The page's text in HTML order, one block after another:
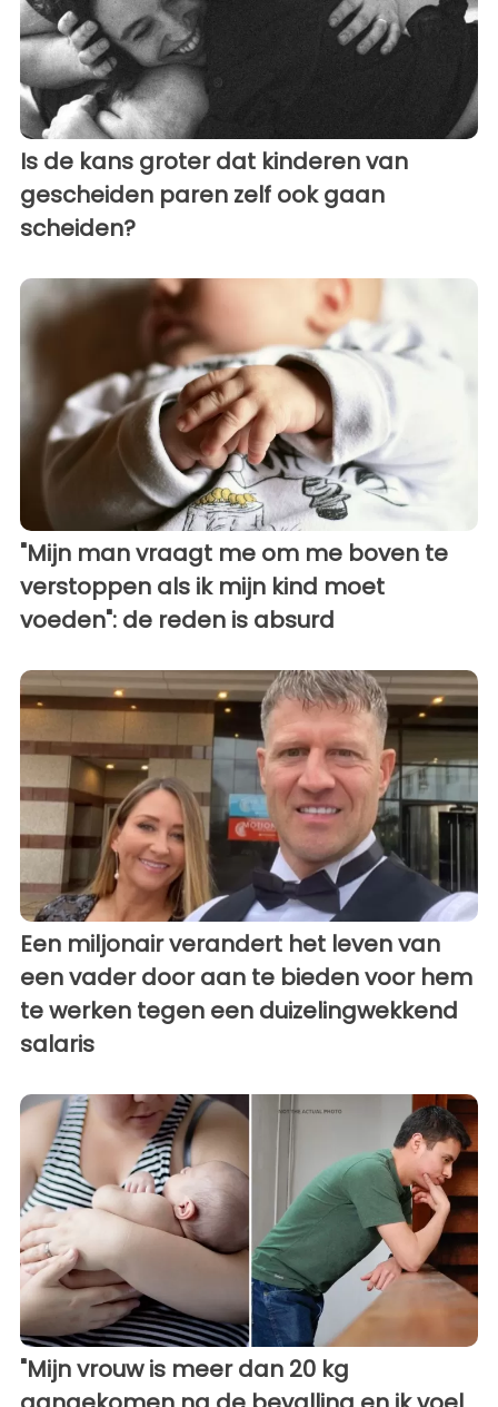
Is de kans groter dat kinderen van
gescheiden paren zelf ook gaan
scheiden?
"Mijn man vraagt ​​me om me boven te
verstoppen als ik mijn kind moet
voeden": de reden is absurd
Een miljonair verandert het leven van
een vader door aan te bieden voor hem
te werken tegen een duizelingwekkend
salaris
"Mijn vrouw is meer dan 20 kg